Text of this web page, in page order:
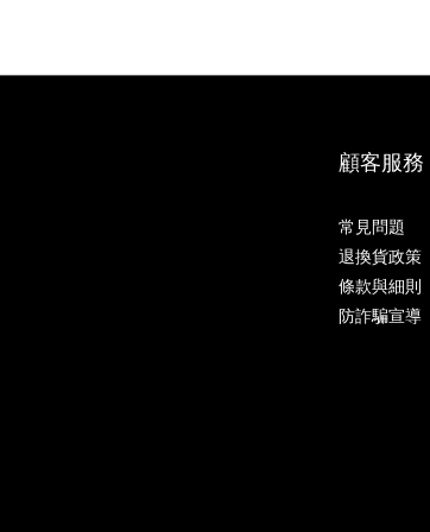
顧客服務
常見問題
退換貨政策
條款與細則
防詐騙宣導